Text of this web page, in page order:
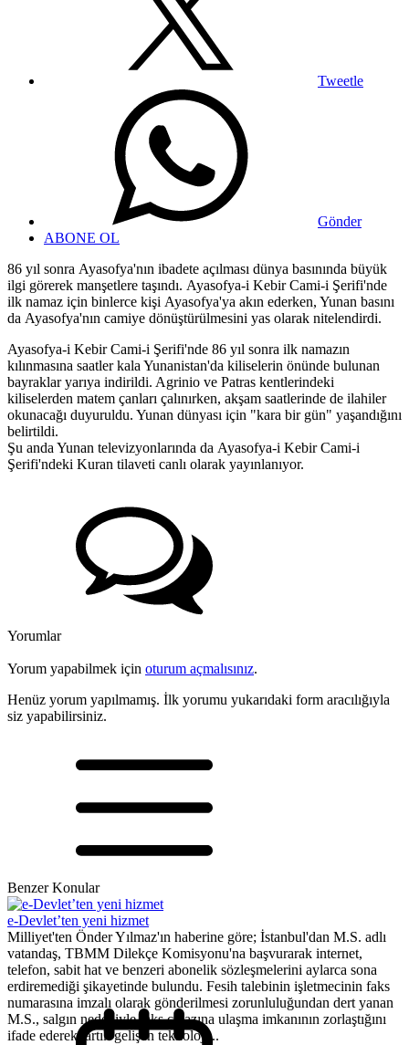
Tweetle
Gönder
ABONE OL
86 yıl sonra Ayasofya'nın ibadete açılması dünya basınında büyük
ilgi görerek manşetlere taşındı. Ayasofya-i Kebir Cami-i Şerifi'nde
ilk namaz için binlerce kişi Ayasofya'ya akın ederken, Yunan basını
da Ayasofya'nın camiye dönüştürülmesini yas olarak nitelendirdi.
Ayasofya-i Kebir Cami-i Şerifi'nde 86 yıl sonra ilk namazın
kılınmasına saatler kala Yunanistan'da kiliselerin önünde bulunan
bayraklar yarıya indirildi. Agrinio ve Patras kentlerindeki
kiliselerden matem çanları çalınırken, akşam saatlerinde de ilahiler
okunacağı duyuruldu. Yunan dünyası için "kara bir gün" yaşandığını
belirtildi.
Şu anda Yunan televizyonlarında da Ayasofya-i Kebir Cami-i
Şerifi'ndeki Kuran tilaveti canlı olarak yayınlanıyor.
Yorumlar
Yorum yapabilmek için oturum açmalısınız.
Henüz yorum yapılmamış. İlk yorumu yukarıdaki form aracılığıyla
siz yapabilirsiniz.
Benzer Konular
e-Devlet’ten yeni hizmet
Milliyet'ten Önder Yılmaz'ın haberine göre; İstanbul'dan M.S. adlı
vatandaş, TBMM Dilekçe Komisyonu'na başvurarak internet,
telefon, sabit hat ve benzeri abonelik sözleşmelerini aylarca sona
erdiremediği şikayetinde bulundu. Fesih talebinin işletmecinin faks
numarasına imzalı olarak gönderilmesi zorunluluğundan dert yanan
M.S., salgın nedeniyle faks cihazına ulaşma imkanının zorlaştığını
ifade ederek, artık gelişen teknoloji...